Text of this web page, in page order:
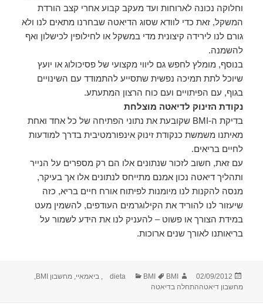
וחלוקה נכונה לארוחות ועד מעקב קבוע אחרי קצב הורדת
המשקל, זאת כדי לוודא שסוג הדיאטה שבחרנו מתאים לנו ולא
גורם לנו לירידה קיצונית מדי במשקל או לחילופין לכישלון ואף
להשמנה.
בנוסף, מומלץ לחפש גם ליווי מקצועי של פסיכולוג או יועץ
שיוכל לתת תמיכה נפשית שתסייע להתמודד עם השינויים
בגוף, עם הפיתויים ועם כוח הרצון המתעתע.
נקודת הזינוק לדיאטה מוצלחת
בדיקת ה-BMI שקובעת את נתוני הפתיחה של כל אחד ואחת
מאיתנו משמשת כנקודת זינוק אינפורמטיבית בדרך למודעות
לחיים בריאים.
עם זאת, חשוב לזכור שנתונים אלו הם רק מספרים על הנייר
ותהליך דיאטה נכון אמנם מתייחס לנתונים אלו אך בעיקר,
מנסה להקנות לנו מיומנות לפיתוח אורח חיים בריא, כזה
שיעזור לנו להוריד את הקילוגרמים העודפים, להשמין מעט
במידת הצורך או פשוט – להעניק לנו את הידע לשמור על
בריאותנו לאורך שנים ארוכות.
פורסם
בתאריך
02/09/2012 מחבר dietaקטגוריות BMIתגיות BMI ביאמאיי ,מחשבון BMI
מחשבון דיאטההתחלה בדיאטה